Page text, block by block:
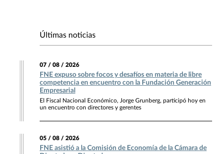
Últimas noticias
07 / 08 / 2026
FNE expuso sobre focos y desafíos en materia de libre
competencia en encuentro con la Fundación Generación
Empresarial
El Fiscal Nacional Económico, Jorge Grunberg, participó hoy en
un encuentro con directores y gerentes
05 / 08 / 2026
FNE asistió a la Comisión de Economía de la Cámara de